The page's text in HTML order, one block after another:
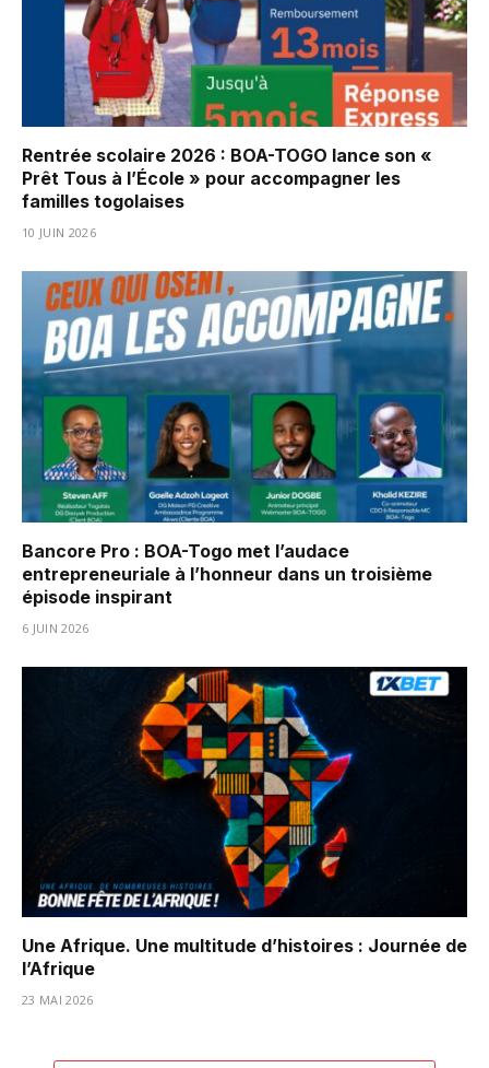
Rentrée scolaire 2026 : BOA-TOGO lance son «
Prêt Tous à l’École » pour accompagner les
familles togolaises
10 JUIN 2026
Bancore Pro : BOA-Togo met l’audace
entrepreneuriale à l’honneur dans un troisième
épisode inspirant
6 JUIN 2026
Une Afrique. Une multitude d’histoires : Journée de
l’Afrique
23 MAI 2026